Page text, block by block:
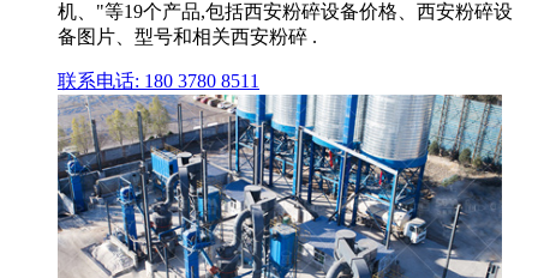
机、"等19个产品,包括西安粉碎设备价格、西安粉碎设
备图片、型号和相关西安粉碎 .
联系电话: 180 3780 8511